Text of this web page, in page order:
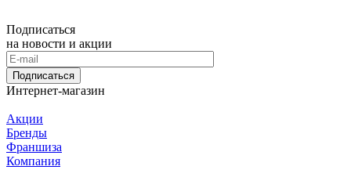
Подписаться
на новости и акции
Подписаться
Интернет-магазин
Акции
Бренды
Франшиза
Компания